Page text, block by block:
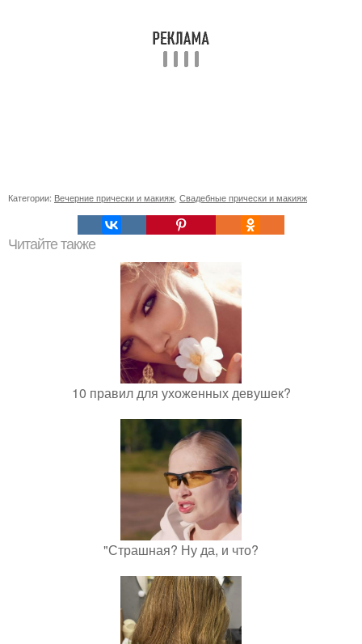
Категории: Вечерние прически и макияж Свадебные прически и макияж
Читайте также
10 правил для ухоженных девушек?
"Страшная? Ну да, и что?